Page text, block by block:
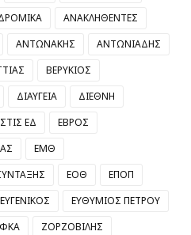
ΑΝΑΚΛΗΘΕΝΤΕΣ
ΑΝΤΩΝΑΚΗΣ
ΑΝΤΩΝΙΑΔΗΣ
ΒΕΡΥΚΙΟΣ
ΔΙΑΥΓΕΙΑ
ΔΙΕΘΝΗ
ΕΔ
ΕΒΡΟΣ
ΕΜΘ
ΕΟΘ
ΕΠΟΠ
ΕΥΓΕΝΙΚΟΣ
ΕΥΘΥΜΙΟΣ ΠΕΤΡΟΥ
ΖΟΡΖΟΒΙΛΗΣ